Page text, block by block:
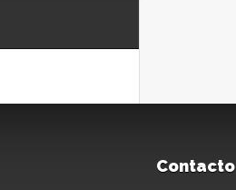
Contacto